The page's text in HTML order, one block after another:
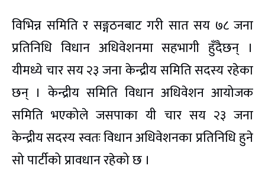
विभिन्न समिति र सङ्गठनबाट गरी सात सय ७८ जना
प्रतिनिधि विधान अधिवेशनमा सहभागी हुँदैछन् ।
यीमध्ये चार सय २३ जना केन्द्रीय समिति सदस्य रहेका
छन् । केन्द्रीय समिति विधान अधिवेशन आयोजक
समिति भएकोले जसपाका यी चार सय २३ जना
केन्द्रीय सदस्य स्वतः विधान अधिवेशनका प्रतिनिधि हुने
सो पार्टीको प्रावधान रहेको छ ।